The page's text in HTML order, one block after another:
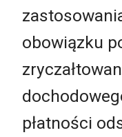
obowiązku
płatności